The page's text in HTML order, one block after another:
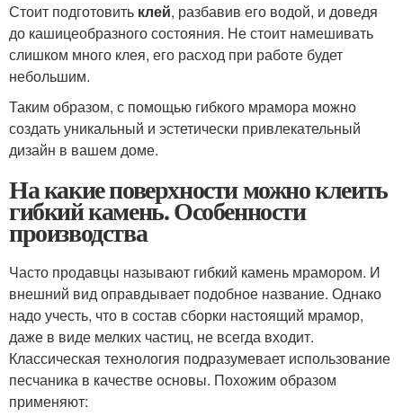
Стоит подготовить клей, разбавив его водой, и доведя
до кашицеобразного состояния. Не стоит намешивать
слишком много клея, его расход при работе будет
небольшим.
Таким образом, с помощью гибкого мрамора можно
создать уникальный и эстетически привлекательный
дизайн в вашем доме.
На какие поверхности можно клеить
гибкий камень. Особенности
производства
Часто продавцы называют гибкий камень мрамором. И
внешний вид оправдывает подобное название. Однако
надо учесть, что в состав сборки настоящий мрамор,
даже в виде мелких частиц, не всегда входит.
Классическая технология подразумевает использование
песчаника в качестве основы. Похожим образом
применяют: